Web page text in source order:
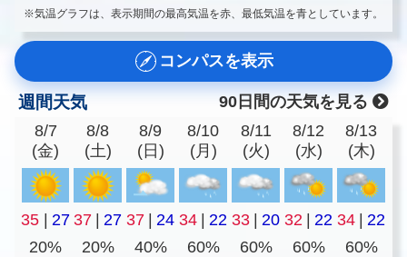
※気温グラフは、表示期間の最高気温を赤、最低気温を青としています。
コンパスを表示
週間天気
90日間の天気を見る
8/7
(金)
8/8
(土)
8/9
(日)
8/10
(月)
8/11
(火)
8/12
(水)
8/13
(木)
35 | 27 37 | 27 37 | 24 34 | 22 33 | 20 32 | 22 34 | 22
20%
20% 40% 60% 60% 60% 60%